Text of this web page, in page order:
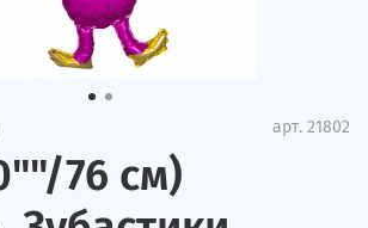
арт. 21802
76 см)